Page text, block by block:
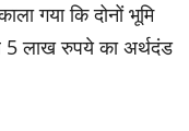
गया कि दोनों भूमि
5 लाख रुपये का अर्थदंड